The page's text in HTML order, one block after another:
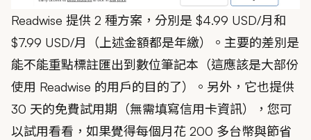
Readwise 提供 2 種方案，分別是 $4.99 USD/月和
$7.99 USD/月（上述金額都是年繳）。主要的差別是
能不能重點標註匯出到數位筆記本（這應該是大部份
使用 Readwise 的用戶的目的了）。另外，它也提供
30 天的免費試用期（無需填寫信用卡資訊），您可
以試用看看，如果覺得每個月花 200 多台幣與節省